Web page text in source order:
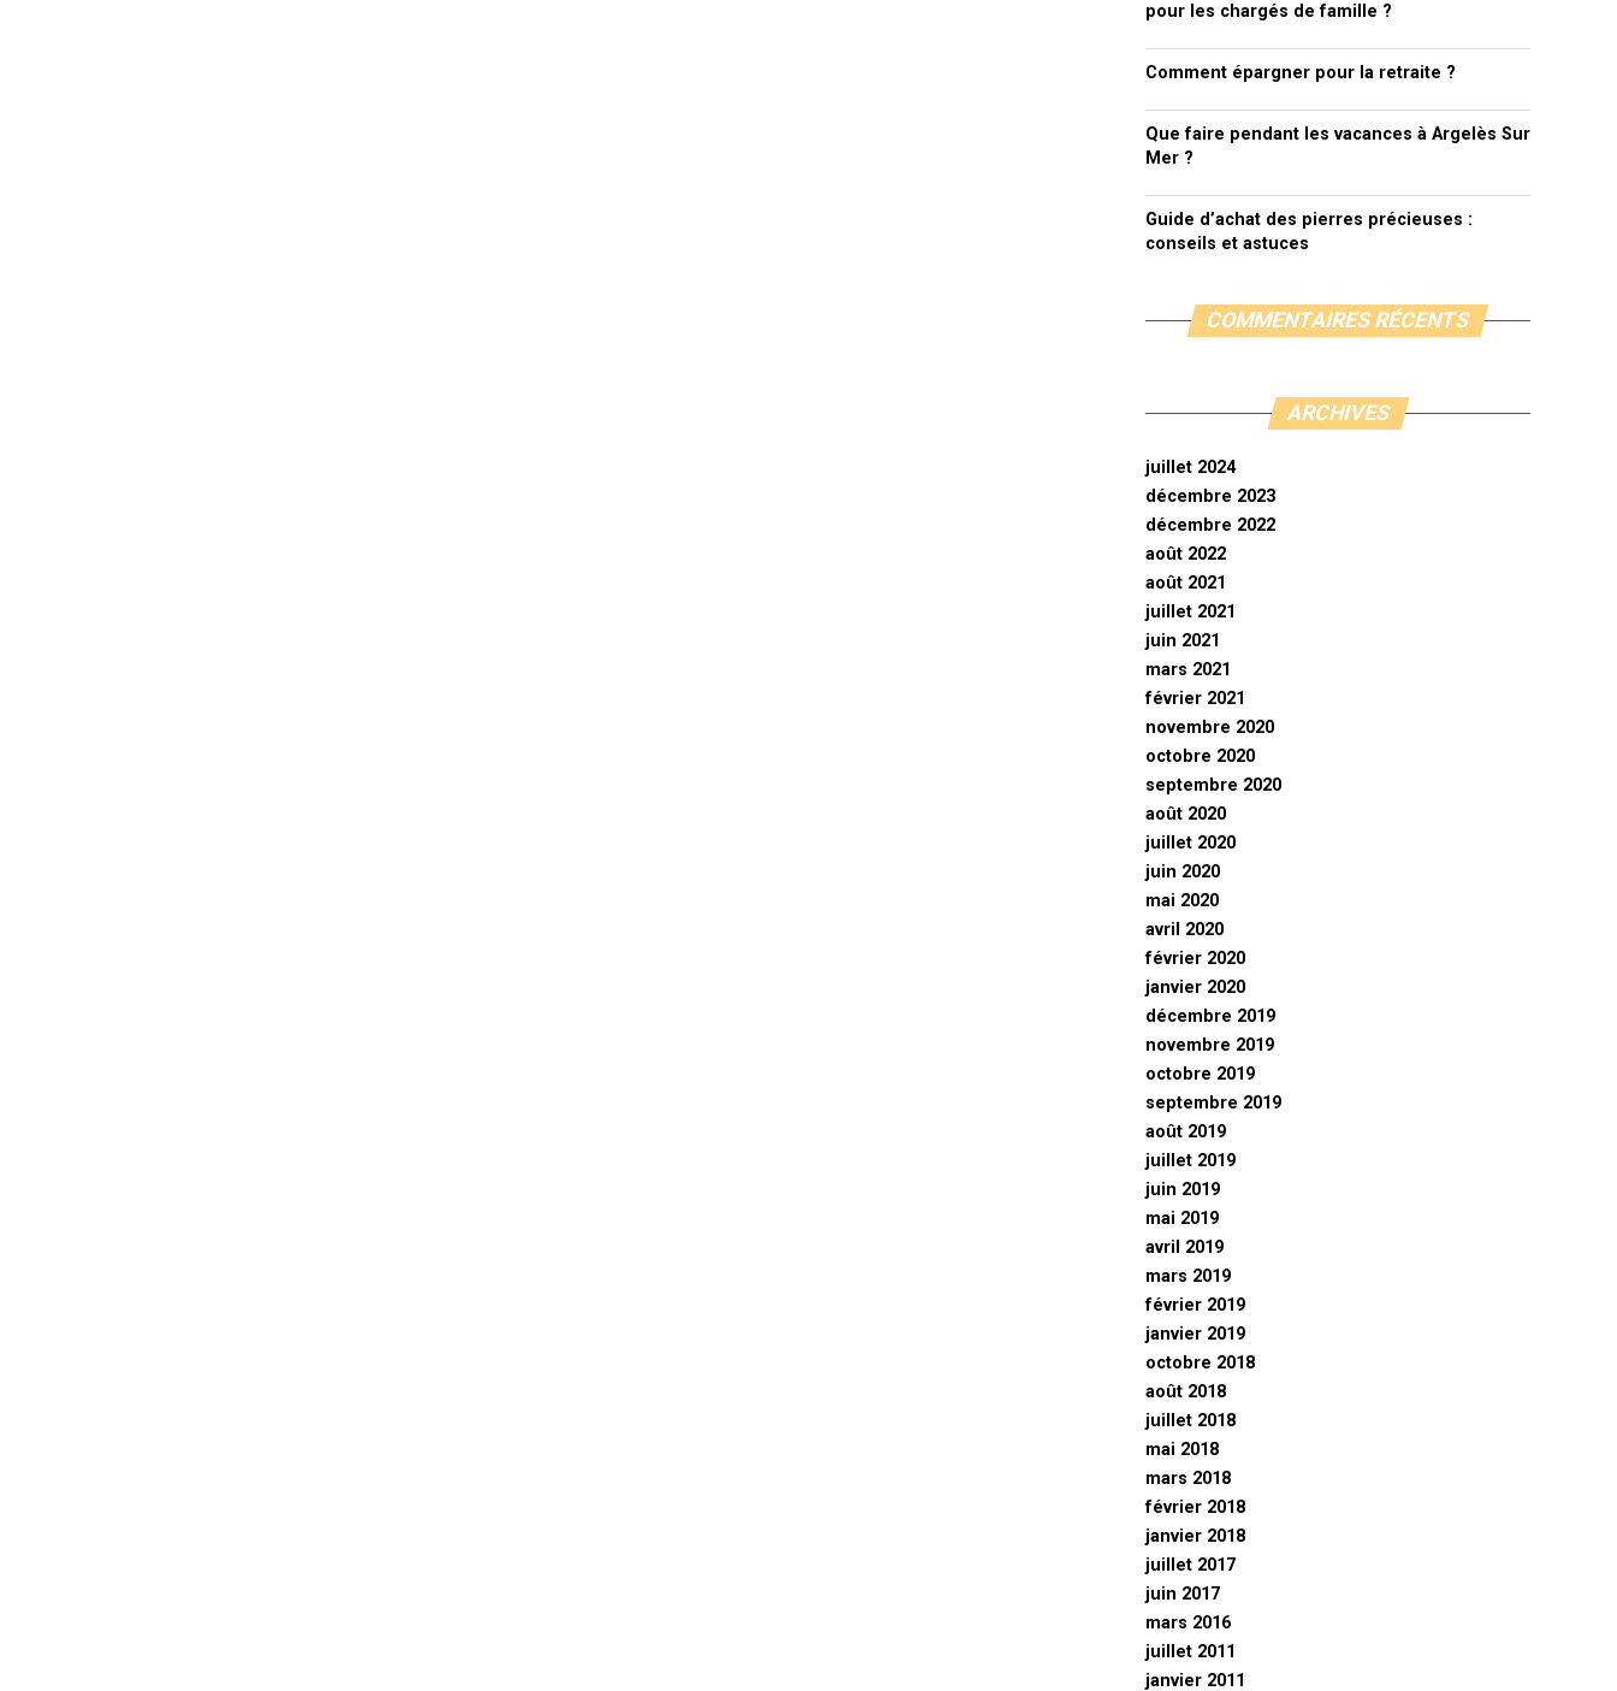
pour les chargés de famille ?
Comment épargner pour la retraite ?
Que faire pendant les vacances à Argelès Sur
Mer ?
Guide d’achat des pierres précieuses :
conseils et astuces
COMMENTAIRES RÉCENTS
ARCHIVES
juillet 2024
décembre 2023
décembre 2022
août 2022
août 2021
juillet 2021
juin 2021
mars 2021
février 2021
novembre 2020
octobre 2020
septembre 2020
août 2020
juillet 2020
juin 2020
mai 2020
avril 2020
février 2020
janvier 2020
décembre 2019
novembre 2019
octobre 2019
septembre 2019
août 2019
juillet 2019
juin 2019
mai 2019
avril 2019
mars 2019
février 2019
janvier 2019
octobre 2018
août 2018
juillet 2018
mai 2018
mars 2018
février 2018
janvier 2018
juillet 2017
juin 2017
mars 2016
juillet 2011
janvier 2011